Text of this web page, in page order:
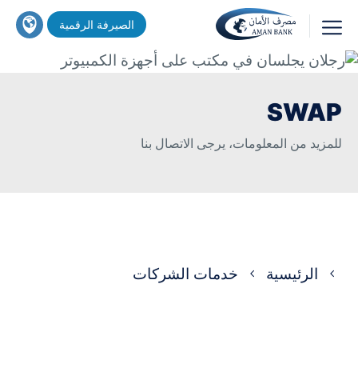
إلى
المحتوى
اين
تجد
خدماتنا
الصيرفة الرقمية
بحث
SWAP
للمزيد من المعلومات، يرجى الاتصال بنا
مسارالرئيسية خدمات الشركات